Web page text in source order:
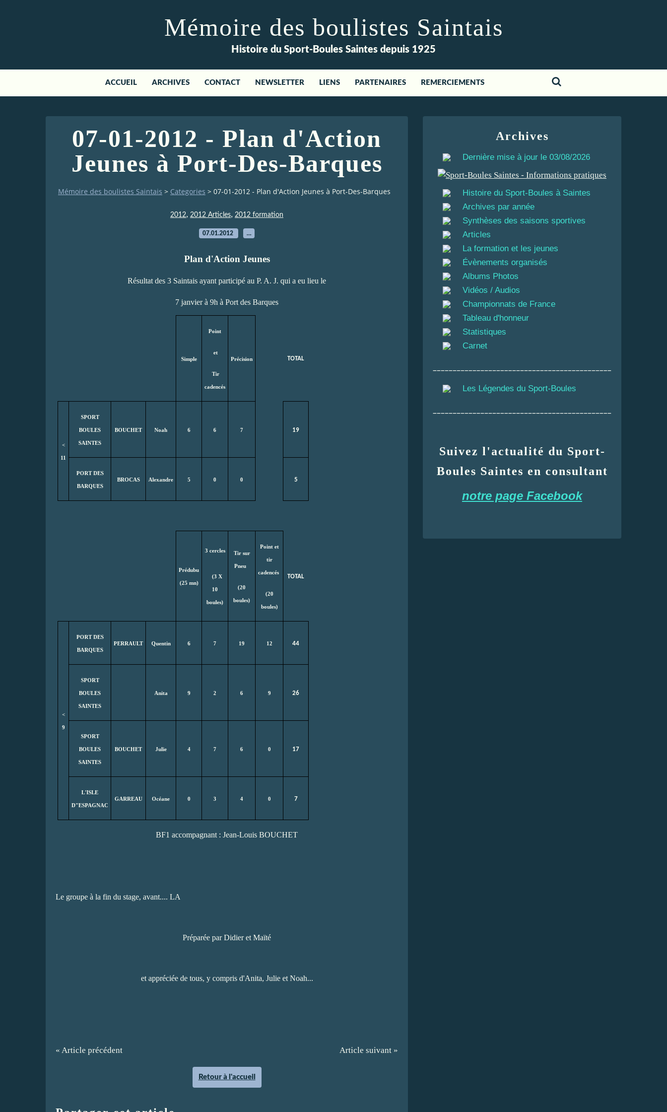
Mémoire des boulistes Saintais
Histoire du Sport-Boules Saintes depuis 1925
ACCUEIL ARCHIVES CONTACT NEWSLETTER LIENS PARTENAIRES REMERCIEMENTS
07-01-2012 - Plan d'Action
Jeunes à Port-Des-Barques
Mémoire des boulistes Saintais > Categories > 07-01-2012 - Plan d'Action Jeunes à Port-Des-Barques
2012, 2012 Articles, 2012 formation
07.01.2012 …
Plan d'Action Jeunes
Résultat des 3 Saintais ayant participé au P. A. J. qui a eu lieu le
7 janvier à 9h à Port des Barques
Simple
Point
et
Tir
cadencés
Précision TOTAL
<
11
SPORT
BOULES
SAINTES
BOUCHET Noah 6 6 7 19
PORT DES
BARQUES
BROCAS Alexandre 5 0 0 5
Prédubu
(25 mn)
3 cercles
(3 X
10
boules)
Tir sur
Pneu
(20
boules)
Point et
tir
cadencés
(20
boules)
TOTAL
<
9
PORT DES
BARQUES
PERRAULT Quentin 6 7 19 12 44
SPORT
BOULES
SAINTES
Anita 9 2 6 9 26
SPORT
BOULES
SAINTES
BOUCHET Julie 4 7 6 0 17
L'ISLE
D"ESPAGNAC
GARREAU Océane 0 3 4 0 7
BF1 accompagnant : Jean-Louis BOUCHET
Le groupe à la fin du stage, avant.... LA
Préparée par Didier et Maïté
et appréciée de tous, y compris d'Anita, Julie et Noah...
« Article précédent Article suivant »
Retour à l'accueil
Archives
Dernière mise à jour le 03/08/2026
Histoire du Sport-Boules à Saintes
Archives par année
Synthèses des saisons sportives
Articles
La formation et les jeunes
Évènements organisés
Albums Photos
Vidéos / Audios
Championnats de France
Tableau d'honneur
Statistiques
Carnet
Les Légendes du Sport-Boules
Suivez l'actualité du Sport-
Boules Saintes en consultant
notre page Facebook